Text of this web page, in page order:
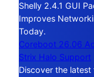
Shelly 2.4.1 GUI
Improves
Today.
Coreboot 26.06
Strix Halo Support
Discover the